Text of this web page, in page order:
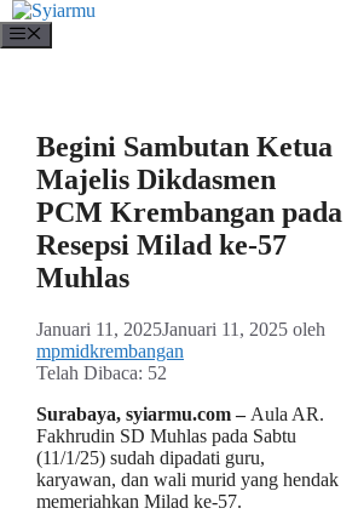
Langsung
ke
isi
Begini Sambutan Ketua
Majelis Dikdasmen
PCM Krembangan pada
Resepsi Milad ke-57
Muhlas
Januari 11, 2025Januari 11, 2025 oleh
mpmidkrembangan
Telah Dibaca: 52
Surabaya, syiarmu.com – Aula AR.
Fakhrudin SD Muhlas pada Sabtu
(11/1/25) sudah dipadati guru,
karyawan, dan wali murid yang hendak
memeriahkan Milad ke-57.